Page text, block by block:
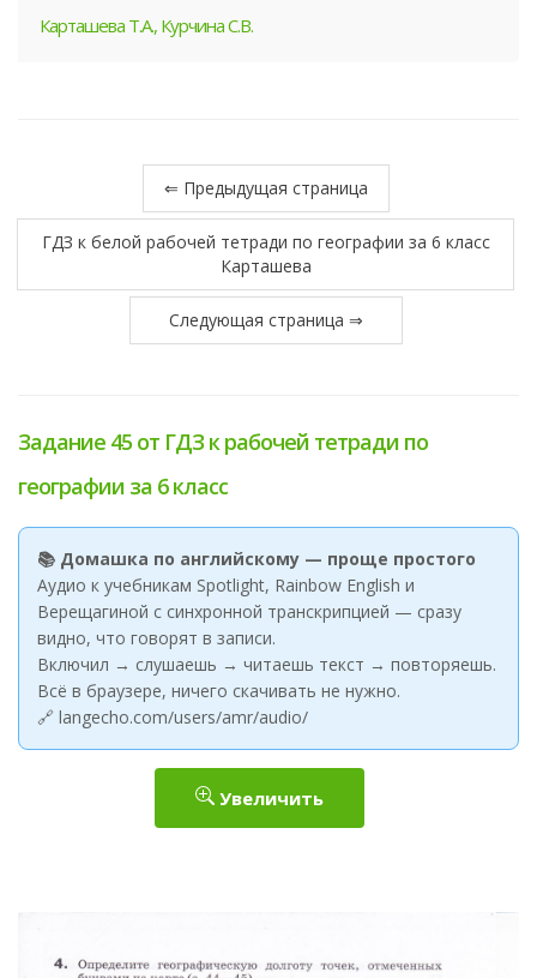
Карташева Т.А., Курчина С.В.
⇐ Предыдущая страница
ГДЗ к белой рабочей тетради по географии за 6 класс
Карташева
Следующая страница ⇒
Задание 45 от ГДЗ к рабочей тетради по
географии за 6 класс
📚 Домашка по английскому — проще простого
Аудио к учебникам Spotlight, Rainbow English и
Верещагиной с синхронной транскрипцией — сразу
видно, что говорят в записи.
Включил → слушаешь → читаешь текст → повторяешь.
Всё в браузере, ничего скачивать не нужно.
🔗 langecho.com/users/amr/audio/
Увеличить